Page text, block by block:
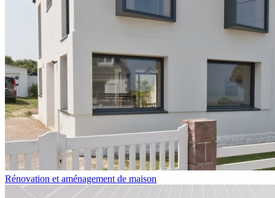
Rénovation et aménagement de maison